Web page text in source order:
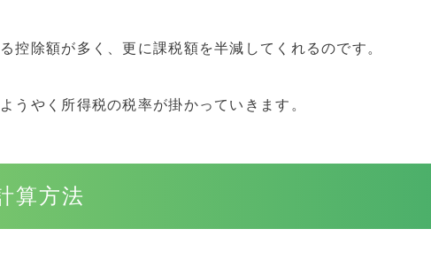
控除額が多く、更に課税額を半減してくれるのです。
うやく所得税の税率が掛かっていきます。
算方法